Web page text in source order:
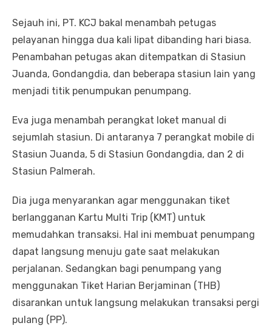
Sejauh ini, PT. KCJ bakal menambah petugas
pelayanan hingga dua kali lipat dibanding hari biasa.
Penambahan petugas akan ditempatkan di Stasiun
Juanda, Gondangdia, dan beberapa stasiun lain yang
menjadi titik penumpukan penumpang.
Eva juga menambah perangkat loket manual di
sejumlah stasiun. Di antaranya 7 perangkat mobile di
Stasiun Juanda, 5 di Stasiun Gondangdia, dan 2 di
Stasiun Palmerah.
Dia juga menyarankan agar menggunakan tiket
berlangganan Kartu Multi Trip (KMT) untuk
memudahkan transaksi. Hal ini membuat penumpang
dapat langsung menuju gate saat melakukan
perjalanan. Sedangkan bagi penumpang yang
menggunakan Tiket Harian Berjaminan (THB)
disarankan untuk langsung melakukan transaksi pergi
pulang (PP).